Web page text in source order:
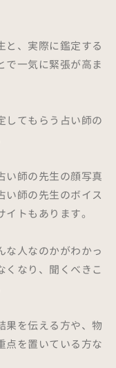
と、実際に鑑定する
で一気に緊張が高ま
してもらう占い師の
い師の先生の顔写真
い師の先生のボイス
トもあります。
な人なのかがわかっ
くなり、聞くべきこ
果を伝える方や、物
点を置いている方な